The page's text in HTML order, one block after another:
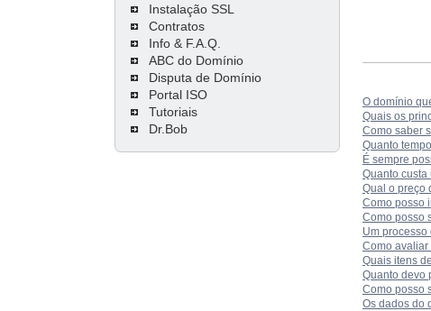
Instalação SSL
Contratos
Info & F.A.Q.
ABC do Domínio
Disputa de Domínio
Portal ISO
Tutoriais
Dr.Bob
O domínio
Quais os
Como saber
Quanto
É sempre
Quanto
Qual o preço
Como posso
Como posso
Um
Como
Quais itens
Quanto devo
Como posso
Os dados do